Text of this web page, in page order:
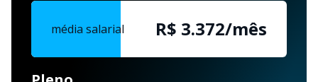
média salarial R$ 3.372/mês